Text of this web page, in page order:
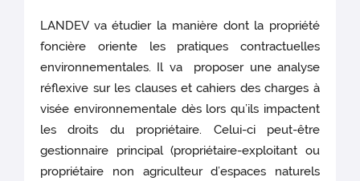
LANDEV va étudier la manière dont la propriété
foncière oriente les pratiques contractuelles
environnementales. Il va proposer une analyse
réflexive sur les clauses et cahiers des charges à
visée environnementale dès lors qu’ils impactent
les droits du propriétaire. Celui-ci peut-être
gestionnaire principal (propriétaire-exploitant ou
propriétaire non agriculteur d’espaces naturels